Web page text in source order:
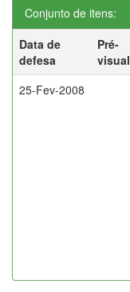
Conjunto de itens:
Data de
defesa
Pré-
25-Fev-2008